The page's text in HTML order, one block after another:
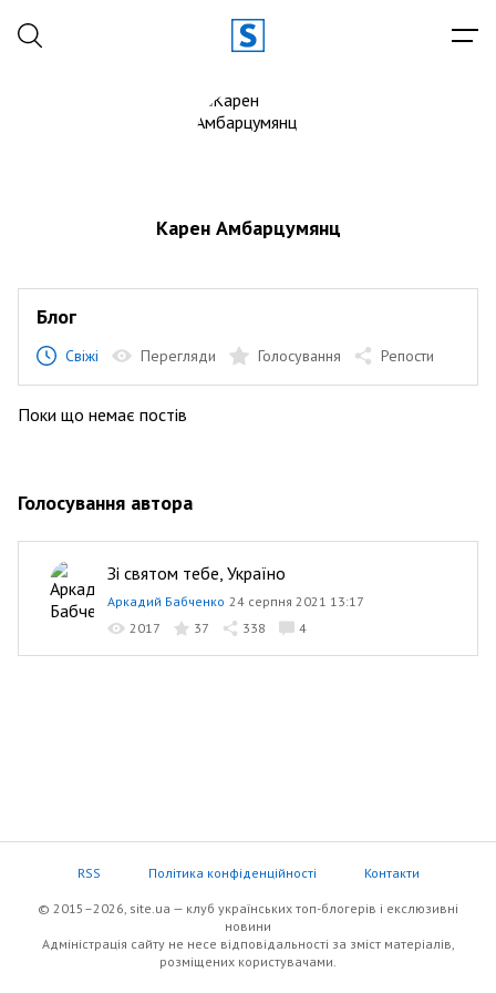
Карен Амбарцумянц
Блог
Свіжі Перегляди Голосування Репости
Поки що немає постів
Голосування автора
Зі святом тебе, Україно
Аркадий Бабченко 24 серпня 2021 13:17
2017
37 338 4
RSS Політика конфіденційності Контакти
© 2015–2026, site.ua — клуб українських топ-блогерів i екслюзивнi
новини
Адміністрація сайту не несе відповідальності за зміст матеріалів,
розміщених користувачами.